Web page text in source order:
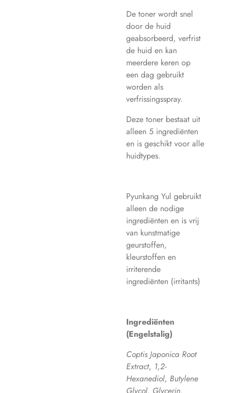
De toner wordt snel
door de huid
geabsorbeerd, verfrist
de huid en kan
meerdere keren op
een dag gebruikt
worden als
verfrissingsspray.
Deze toner bestaat uit
alleen 5 ingrediënten
en is geschikt voor alle
huidtypes.
Pyunkang Yul gebruikt
alleen de nodige
ingrediënten en is vrij
van kunstmatige
geurstoffen,
kleurstoffen en
irriterende
ingrediënten (irritants)
Ingrediënten
(Engelstalig)
Coptis Japonica Root
Extract, 1,2-
Hexanediol, Butylene
Glycol, Glycerin,